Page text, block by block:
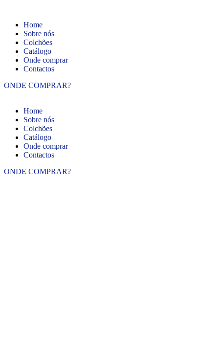
Home
Sobre nós
Colchões
Catálogo
Onde comprar
Contactos
ONDE COMPRAR?
Home
Sobre nós
Colchões
Catálogo
Onde comprar
Contactos
ONDE COMPRAR?